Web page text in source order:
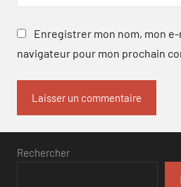
Enregistrer mon nom, mon
navigateur pour mon prochain
Rechercher